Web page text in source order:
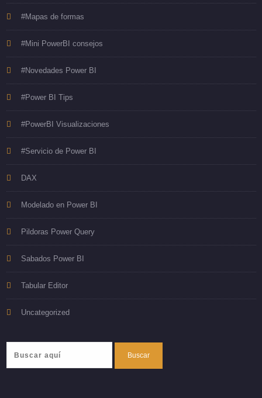
#Mapas de formas
#Mini PowerBI consejos
#Novedades Power BI
#Power BI Tips
#PowerBI Visualizaciones
#Servicio de Power BI
DAX
Modelado en Power BI
Pildoras Power Query
Sabados Power BI
Tabular Editor
Uncategorized